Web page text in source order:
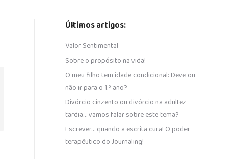
Últimos artigos:
Valor Sentimental
Sobre o propósito na vida!
O meu filho tem idade condicional: Deve ou
não ir para o 1.º ano?
Divórcio cinzento ou divórcio na adultez
tardia… vamos falar sobre este tema?
Escrever… quando a escrita cura! O poder
terapêutico do Journaling!